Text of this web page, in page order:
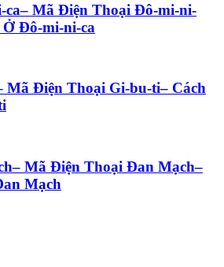
Mã Điện Thoại Đô-mi-ni-
Đô-mi-ni-ca
Mã Điện Thoại Gi-bu-ti– Cách
Mã Điện Thoại Đan Mạch–
Mạch